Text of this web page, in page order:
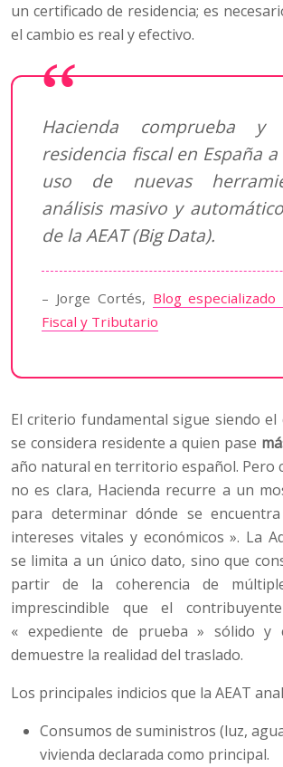
un certificado de residencia; es
el cambio es real y efectivo.
Hacienda comprueba
residencia fiscal en España
uso de nuevas
análisis masivo y
de la AEAT (Big Data).
– Jorge Cortés, Blog
Fiscal y Tributario
El criterio fundamental sigue siendo el
se considera residente a quien pase
año natural en territorio español. Pero
no es clara, Hacienda recurre a un
para determinar dónde se
intereses vitales y económicos ». La
se limita a un único dato, sino que
partir de la coherencia de
imprescindible que el
« expediente de prueba » sólido y
demuestre la realidad del traslado.
Los principales indicios que la AEAT
Consumos de suministros (luz,
vivienda declarada como principal.